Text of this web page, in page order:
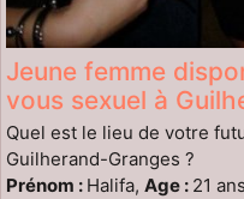
Jeune femme
vous sexuel à
Quel est le lieu de votre
Guilherand-Granges ?
Prénom : Halifa, Age : 21